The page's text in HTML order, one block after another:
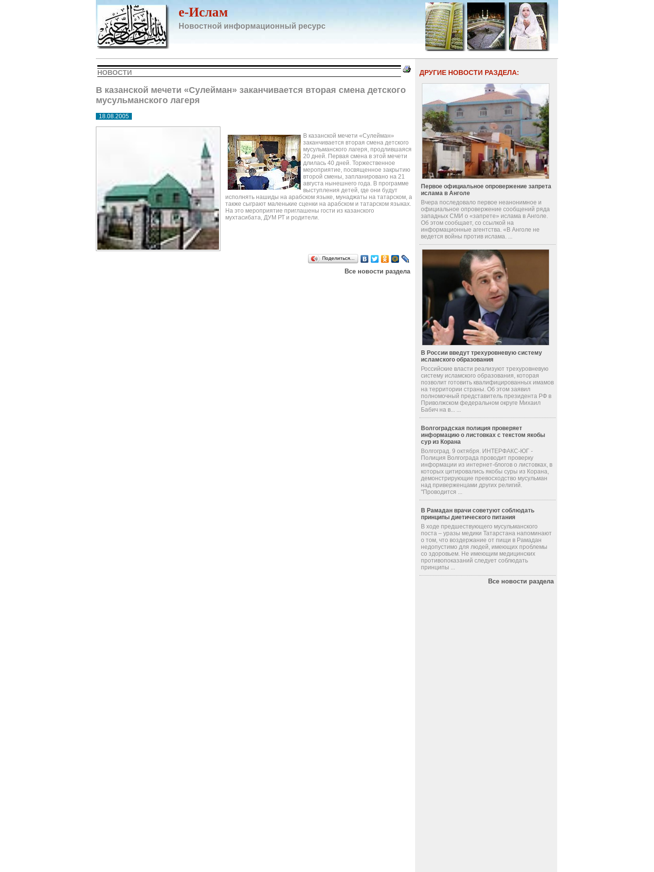
e-Ислам
Новостной информационный ресурс
НОВОСТИ
В казанской мечети «Сулейман» заканчивается вторая смена детского
мусульманского лагеря
18.08.2005
В казанской мечети «Сулейман»
заканчивается вторая смена детского
мусульманского лагеря, продлившаяся
20 дней. Первая смена в этой мечети
длилась 40 дней. Торжественное
мероприятие, посвященное закрытию
второй смены, запланировано на 21
августа нынешнего года. В программе
выступления детей, где они будут
исполнять нашиды на арабском языке, мунаджаты на татарском, а
также сыграют маленькие сценки на арабском и татарском языках.
На это мероприятие приглашены гости из казанского
мухтасибата, ДУМ РТ и родители.
Поделиться…
Все новости раздела
ДРУГИЕ НОВОСТИ РАЗДЕЛА:
Первое официальное опровержение запрета
ислама в Анголе
Вчера последовало первое неанонимное и
официальное опровержение сообщений ряда
западных СМИ о «запрете» ислама в Анголе.
Об этом сообщает, со ссылкой на
информационные агентства. «В Анголе не
ведется войны против ислама. ...
В России введут трехуровневую систему
исламского образования
Российские власти реализуют трехуровневую
систему исламского образования, которая
позволит готовить квалифицированных имамов
на территории страны. Об этом заявил
полномочный представитель президента РФ в
Приволжском федеральном округе Михаил
Бабич на в... ...
Волгоградская полиция проверяет
информацию о листовках с текстом якобы
сур из Корана
Волгоград. 9 октября. ИНТЕРФАКС-ЮГ -
Полиция Волгограда проводит проверку
информации из интернет-блогов о листовках, в
которых цитировались якобы суры из Корана,
демонстрирующие превосходство мусульман
над приверженцами других религий.
"Проводится ...
В Рамадан врачи советуют соблюдать
принципы диетического питания
В ходе предшествующего мусульманского
поста – уразы медики Татарстана напоминают
о том, что воздержание от пищи в Рамадан
недопустимо для людей, имеющих проблемы
со здоровьем. Не имеющим медицинских
противопоказаний следует соблюдать
принципы ...
Все новости раздела